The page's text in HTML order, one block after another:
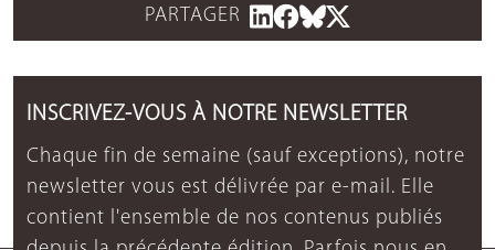
PARTAGER
INSCRIVEZ-VOUS À NOTRE NEWSLETTER
Chaque fin de semaine (sauf exceptions), notre
newsletter vous est délivrée par e-mail. Elle
contient l'ensemble de nos contenus publiés